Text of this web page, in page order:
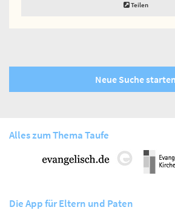
Teilen
Neue Suche starten
Alles zum Thema Taufe
Die App für Eltern und Paten